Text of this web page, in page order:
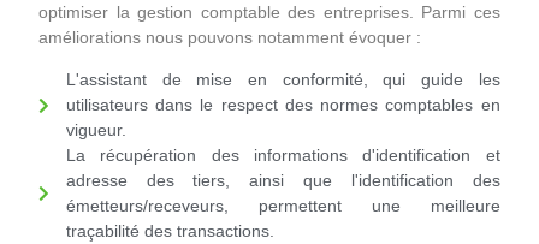
optimiser la gestion comptable des entreprises. Parmi ces
améliorations nous pouvons notamment évoquer :
L'assistant de mise en conformité, qui guide les
utilisateurs dans le respect des normes comptables en
vigueur.
La récupération des informations d'identification et
adresse des tiers, ainsi que l'identification des
émetteurs/receveurs, permettent une meilleure
traçabilité des transactions.